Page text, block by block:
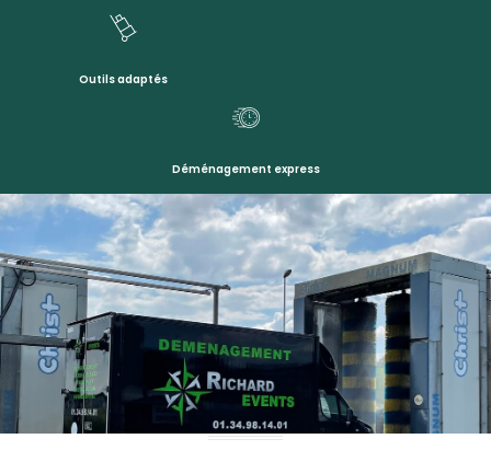
Outils adaptés
Déménagement express